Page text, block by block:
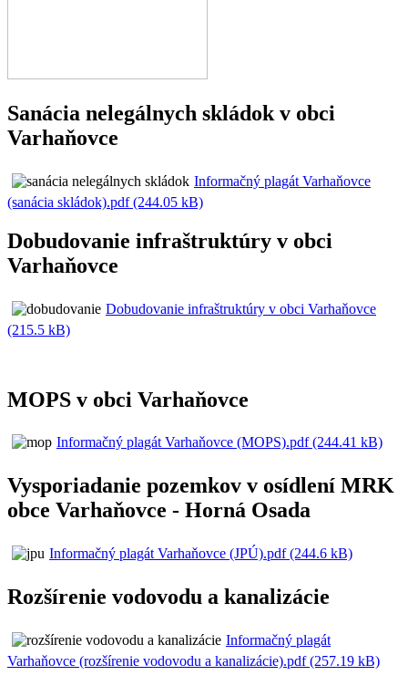
Sanácia nelegálnych skládok v obci
Varhaňovce
Informačný plagát Varhaňovce
(sanácia skládok).pdf (244.05 kB)
Dobudovanie infraštruktúry v obci
Varhaňovce
Dobudovanie infraštruktúry v obci Varhaňovce
(215.5 kB)
MOPS v obci Varhaňovce
Informačný plagát Varhaňovce (MOPS).pdf (244.41 kB)
Vysporiadanie pozemkov v osídlení MRK
obce Varhaňovce - Horná Osada
Informačný plagát Varhaňovce (JPÚ).pdf (244.6 kB)
Rozšírenie vodovodu a kanalizácie
Informačný plagát
Varhaňovce (rozšírenie vodovodu a kanalizácie).pdf (257.19 kB)